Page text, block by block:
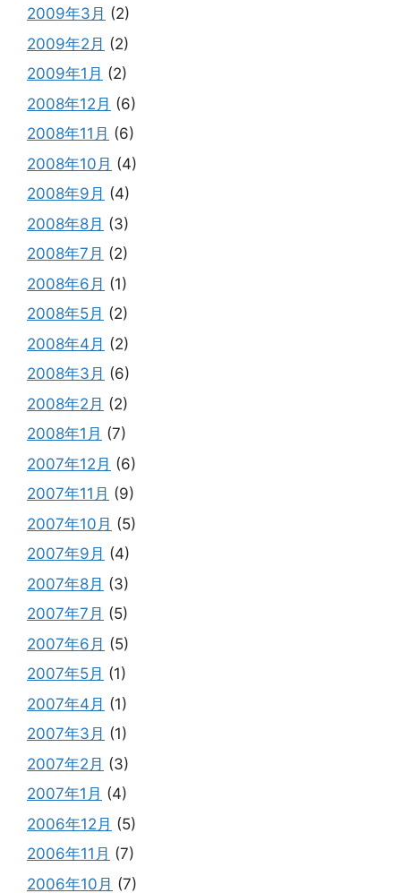
2009年3月 (2)
2009年2月 (2)
2009年1月 (2)
2008年12月 (6)
2008年11月 (6)
2008年10月 (4)
2008年9月 (4)
2008年8月 (3)
2008年7月 (2)
2008年6月 (1)
2008年5月 (2)
2008年4月 (2)
2008年3月 (6)
2008年2月 (2)
2008年1月 (7)
2007年12月 (6)
2007年11月 (9)
2007年10月 (5)
2007年9月 (4)
2007年8月 (3)
2007年7月 (5)
2007年6月 (5)
2007年5月 (1)
2007年4月 (1)
2007年3月 (1)
2007年2月 (3)
2007年1月 (4)
2006年12月 (5)
2006年11月 (7)
2006年10月 (7)